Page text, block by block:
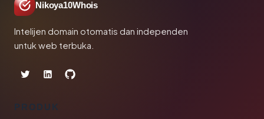
Nikoya10Whois
Intelijen domain otomatis dan independen
untuk web terbuka.
PRODUK